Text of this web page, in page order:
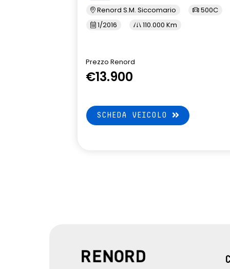
Renord S.M. Siccomario
500C
1/2016
110.000 Km
Prezzo Renord
€13.900
SCHEDA VEICOLO